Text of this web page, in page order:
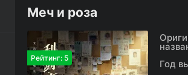
Меч и роза
Рейтинг: 5
Год